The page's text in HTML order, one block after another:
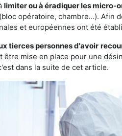
limiter ou à éradiquer les micro-
opératoire, chambre…). Afin
et européennes ont été
tierces personnes d'avoir
mise en place pour une
dans la suite de cet article.